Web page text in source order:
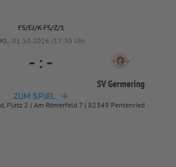
FS/EJ/K-FS/Z/1
01.10.2026 /17:30 Uhr
- : -
SV Germering
ZUM SPIEL
Platz 2 | Am Römerfeld 7 | 82349 Pentenried